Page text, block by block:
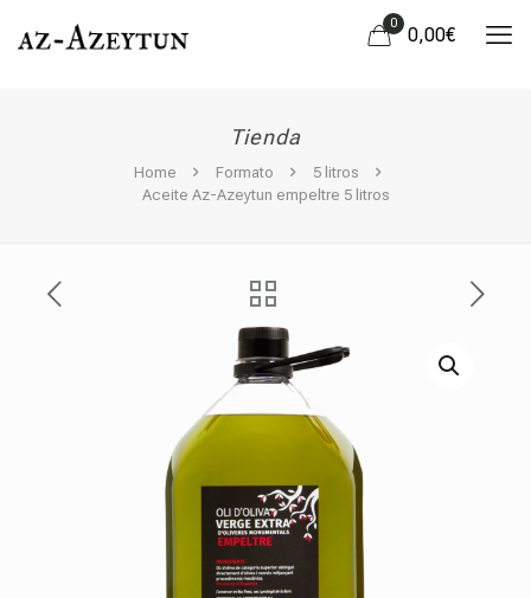
0
0,00€
Tienda
Home Formato
5 litros
Aceite Az-Azeytun empeltre 5 litros